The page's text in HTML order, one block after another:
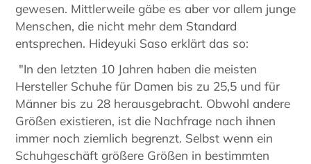
gewesen. Mittlerweile gäbe es aber vor allem junge
Menschen, die nicht mehr dem Standard
entsprechen. Hideyuki Saso erklärt das so:
"In den letzten 10 Jahren haben die meisten
Hersteller Schuhe für Damen bis zu 25,5 und für
Männer bis zu 28 herausgebracht. Obwohl andere
Größen existieren, ist die Nachfrage nach ihnen
immer noch ziemlich begrenzt. Selbst wenn ein
Schuhgeschäft größere Größen in bestimmten